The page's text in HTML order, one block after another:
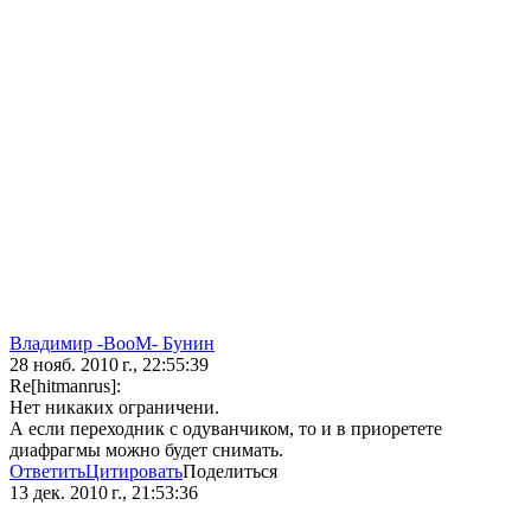
Владимир -ВооМ- Бунин
28 нояб. 2010 г., 22:55:39
Re[hitmanrus]:
Нет никаких ограничени.
А если переходник с одуванчиком, то и в приоретете
диафрагмы можно будет снимать.
ОтветитьЦитироватьПоделиться
13 дек. 2010 г., 21:53:36